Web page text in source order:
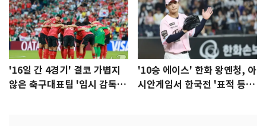
'16일 간 4경기' 결코 가볍지
않은 축구대표팀 '임시 감독'
'10승 에이스' 한화 왕옌청, 아
시안게임서 한국전 '표적 등